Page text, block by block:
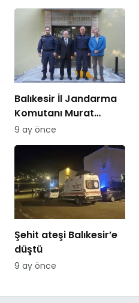
Balıkesir İl Jandarma
Komutanı Murat
Özer’den Edremit
Ticaret Odasına
9 ay önce
Şehit ateşi Balıkesir’e
düştü
9 ay önce